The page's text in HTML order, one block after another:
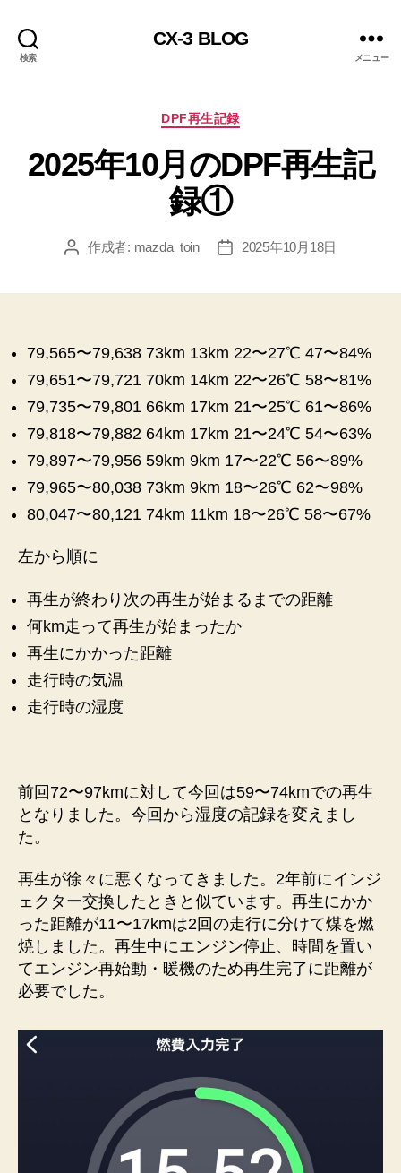
検索
CX-3 BLOG
メニュー
カ
ゴ
リ
ー
DPF再生記録
2025年10月のDPF再生記
録①
投 作成者: mazda_toin
投
2025年10月18日
79,565〜79,638 73km 13km 22〜27℃ 47〜84%
79,651〜79,721 70km 14km 22〜26℃ 58〜81%
79,735〜79,801 66km 17km 21〜25℃ 61〜86%
79,818〜79,882 64km 17km 21〜24℃ 54〜63%
79,897〜79,956 59km 9km 17〜22℃ 56〜89%
79,965〜80,038 73km 9km 18〜26℃ 62〜98%
80,047〜80,121 74km 11km 18〜26℃ 58〜67%
左から順に
再生が終わり次の再生が始まるまでの距離
何km走って再生が始まったか
再生にかかった距離
走行時の気温
走行時の湿度
前回72〜97kmに対して今回は59〜74kmでの再生
となりました。今回から湿度の記録を変えまし
た。
再生が徐々に悪くなってきました。2年前にインジ
ェクター交換したときと似ています。再生にかか
った距離が11〜17kmは2回の走行に分けて煤を燃
焼しました。再生中にエンジン停止、時間を置い
てエンジン再始動・暖機のため再生完了に距離が
必要でした。